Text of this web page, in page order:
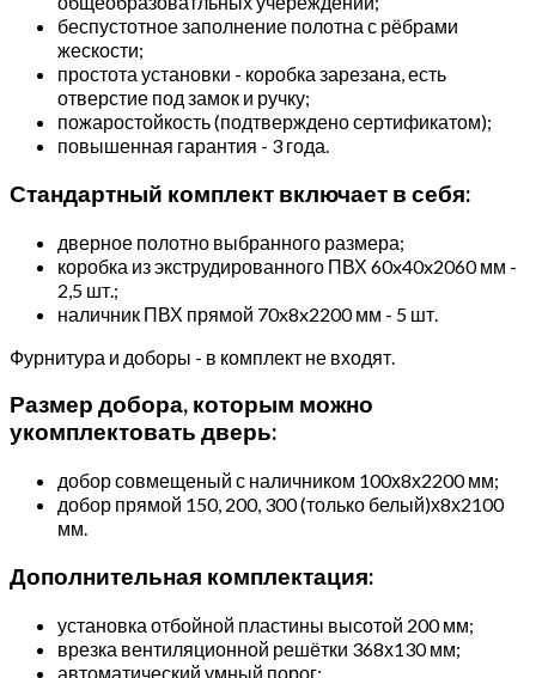
беспустотное заполнение полотна с рёбрами
жескости;
простота установки - коробка зарезана, есть
отверстие под замок и ручку;
пожаростойкость (подтверждено сертификатом);
повышенная гарантия - 3 года.
Стандартный комплект включает в себя:
дверное полотно выбранного размера;
коробка из экструдированного ПВХ 60x40x2060 мм -
2,5 шт.;
наличник ПВХ прямой 70x8x2200 мм - 5 шт.
Фурнитура и доборы - в комплект не входят.
Размер добора, которым можно
укомплектовать дверь:
добор совмещеный с наличником 100х8х2200 мм;
добор прямой 150, 200, 300 (только белый)х8х2100
мм.
Дополнительная комплектация:
установка отбойной пластины высотой 200 мм;
врезка вентиляционной решётки 368х130 мм;
автоматический умный порог;